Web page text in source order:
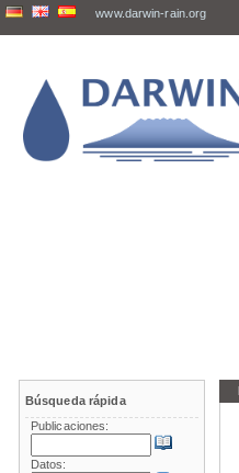
www.darwin-rain.org
Búsqueda rápida
Publicaciones:
Datos: